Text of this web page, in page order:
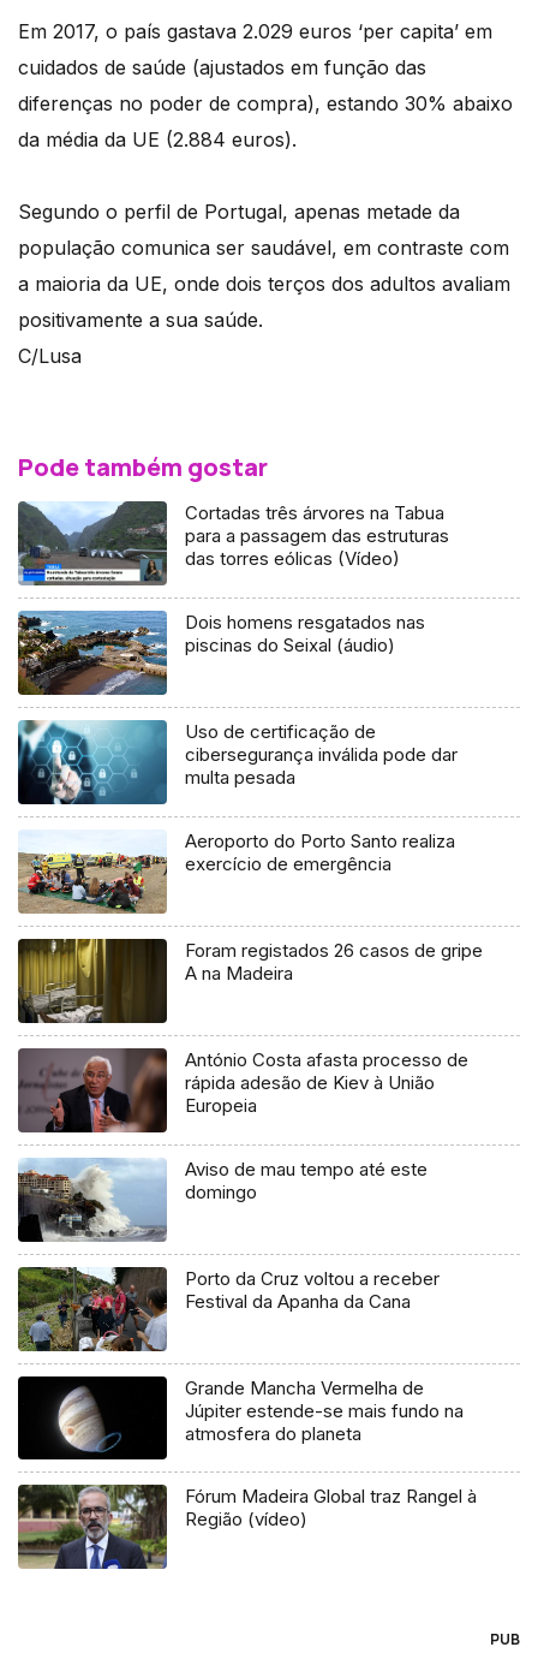
Em 2017, o país gastava 2.029 euros ‘per capita’ em
cuidados de saúde (ajustados em função das
diferenças no poder de compra), estando 30% abaixo
da média da UE (2.884 euros).
Segundo o perfil de Portugal, apenas metade da
população comunica ser saudável, em contraste com
a maioria da UE, onde dois terços dos adultos avaliam
positivamente a sua saúde.
C/Lusa
Pode também gostar
Cortadas três árvores na Tabua
para a passagem das estruturas
das torres eólicas (Vídeo)
Dois homens resgatados nas
piscinas do Seixal (áudio)
Uso de certificação de
cibersegurança inválida pode dar
multa pesada
Aeroporto do Porto Santo realiza
exercício de emergência
Foram registados 26 casos de gripe
A na Madeira
António Costa afasta processo de
rápida adesão de Kiev à União
Europeia
Aviso de mau tempo até este
domingo
Porto da Cruz voltou a receber
Festival da Apanha da Cana
Grande Mancha Vermelha de
Júpiter estende-se mais fundo na
atmosfera do planeta
Fórum Madeira Global traz Rangel à
Região (vídeo)
PUB